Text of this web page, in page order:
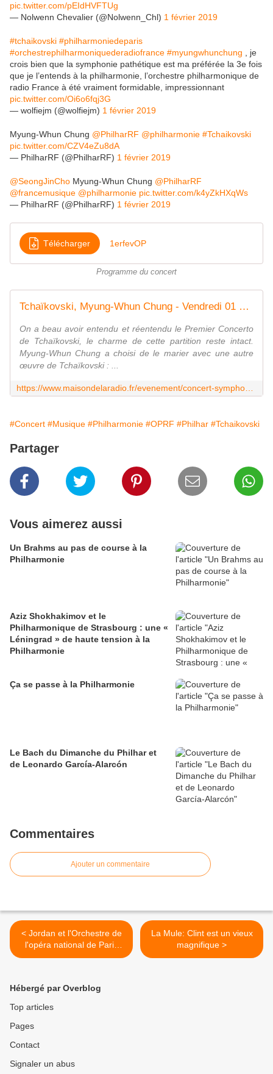
pic.twitter.com/pEIdHVFTUg
— Nolwenn Chevalier (@Nolwenn_Chl) 1 février 2019
#tchaikovski #philharmoniedeparis
#orchestrephilharmoniquederadiofrance #myungwhunchung , je
crois bien que la symphonie pathétique est ma préférée la 3e fois
que je l’entends à la philharmonie, l’orchestre philharmonique de
radio France à été vraiment formidable, impressionnant
pic.twitter.com/Oi6o6fqj3G
— wolfiejm (@wolfiejm) 1 février 2019
Myung-Whun Chung @PhilharRF @philharmonie #Tchaikovski
pic.twitter.com/CZV4eZu8dA
— PhilharRF (@PhilharRF) 1 février 2019
@SeongJinCho Myung-Whun Chung @PhilharRF
@francemusique @philharmonie pic.twitter.com/k4yZkHXqWs
— PhilharRF (@PhilharRF) 1 février 2019
Télécharger 1erfevOP
Programme du concert
Tchaïkovski, Myung-Whun Chung - Vendredi 01 Février 2019 - 20h30 Philharmonie de Paris
On a beau avoir entendu et réentendu le Premier Concerto
de Tchaïkovski, le charme de cette partition reste intact.
Myung-Whun Chung a choisi de le marier avec une autre
œuvre de Tchaïkovski : ...
#Concert #Musique #Philharmonie #OPRF #Philhar #Tchaikovski
Partager
Vous aimerez aussi
Un Brahms au pas de course à la
Philharmonie
Aziz Shokhakimov et le
Philharmonique de Strasbourg : une «
Léningrad » de haute tension à la
Philharmonie
Ça se passe à la Philharmonie
Le Bach du Dimanche du Philhar et
de Leonardo García-Alarcón
Commentaires
Ajouter un commentaire
< Jordan et l'Orchestre de
l'opéra national de Paris
sortent de la fosse dans
La Mule: Clint est un vieux
magnifique >
Hébergé par Overblog
Top articles
Pages
Contact
Signaler un abus